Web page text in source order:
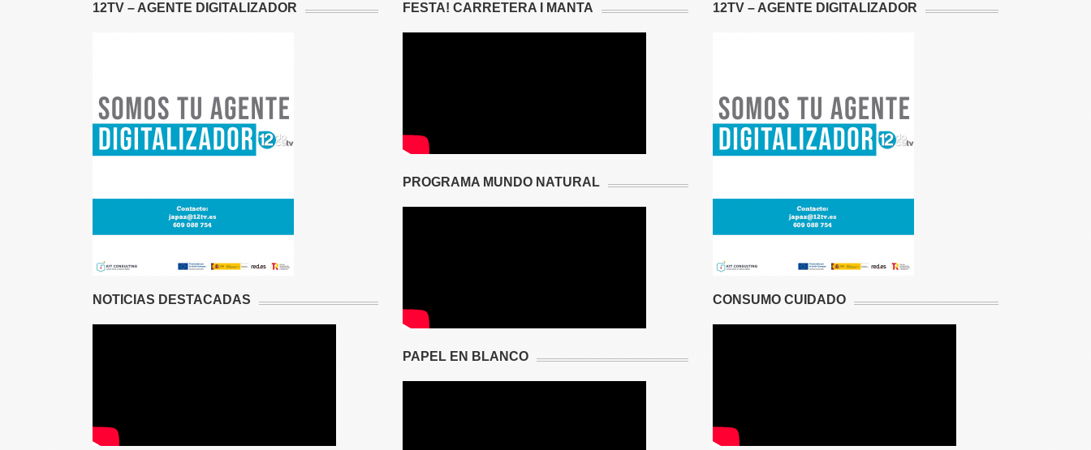
12TV – AGENTE DIGITALIZADOR
NOTICIAS DESTACADAS
FESTA! CARRETERA I MANTA
PROGRAMA MUNDO NATURAL
PAPEL EN BLANCO
12TV – AGENTE DIGITALIZADOR
CONSUMO CUIDADO